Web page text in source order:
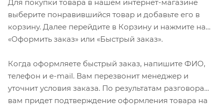
Для покупки товара в нашем интернет-магазине
выберите понравившийся товар и добавьте его в
корзину. Далее перейдите в Корзину и нажмите на
«Оформить заказ» или «Быстрый заказ».
Когда оформляете быстрый заказ, напишите ФИО,
телефон и e-mail. Вам перезвонит менеджер и
уточнит условия заказа. По результатам разговора
вам придет подтверждение оформления товара на